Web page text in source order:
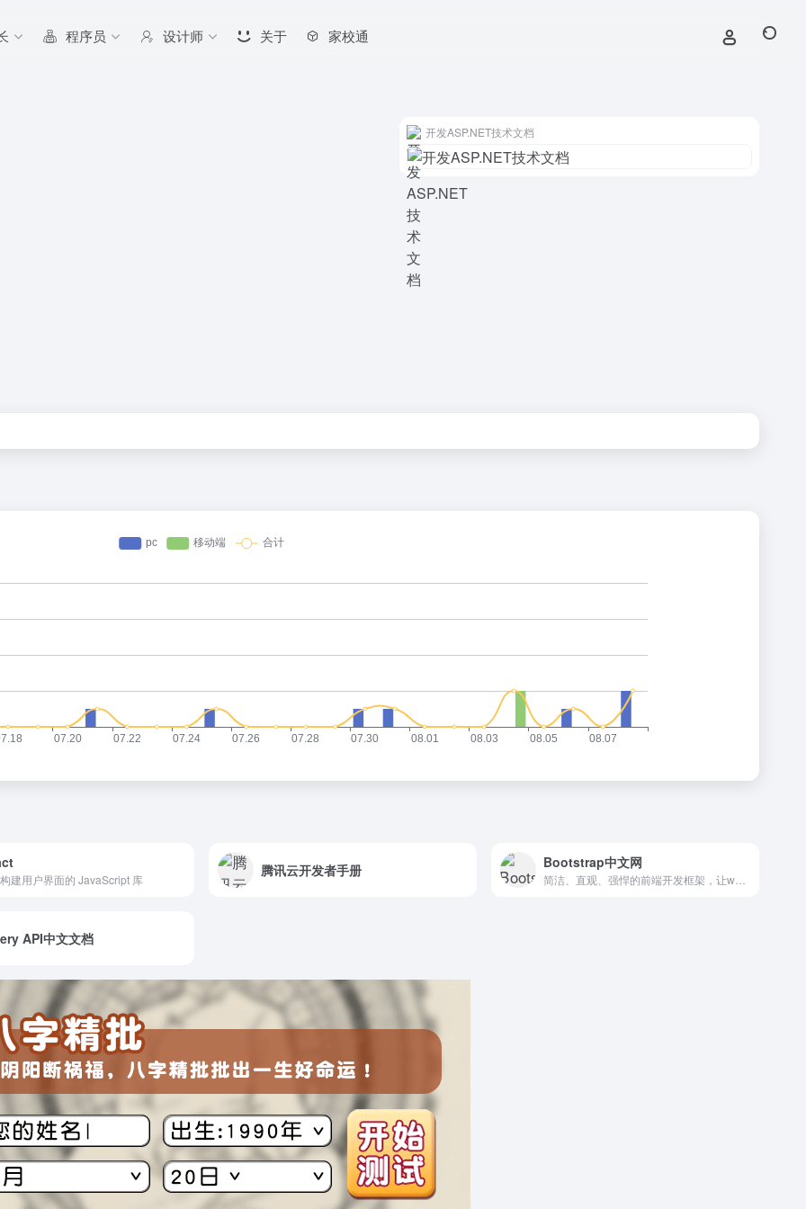
程序员 设计师 关于 家校通
开发ASP.NET技术文档
建用户界面的 JavaScript 库
腾讯云开发者手册 Bootstrap中文网
API中文文档